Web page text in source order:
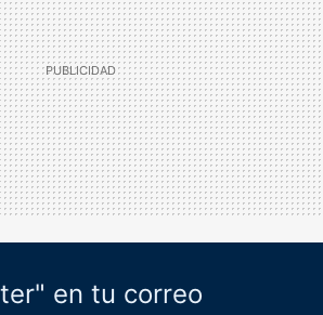
en tu correo